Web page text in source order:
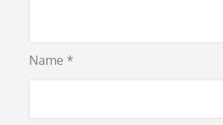
Name *